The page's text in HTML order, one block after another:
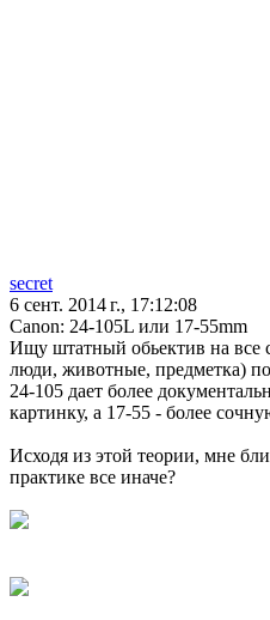
secret
6 сент. 2014 г., 17:12:08
Canon: 24-105L или 17-55mm
Ищу штатный обьектив на все
люди, животные, предметка)
24-105 дает более
картинку, а 17-55 - более
Исходя из этой теории, мне
практике все иначе?